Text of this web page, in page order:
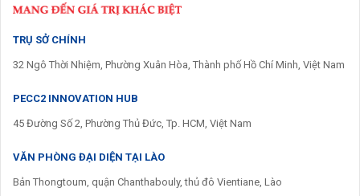
TRỤ SỞ CHÍNH
32 Ngô Thời Nhiệm, Phường Xuân Hòa, Thành phố Hồ Chí Minh, Việt Nam
PECC2 INNOVATION HUB
45 Đường Số 2, Phường Thủ Đức, Tp. HCM, Việt Nam
VĂN PHÒNG ĐẠI DIỆN TẠI LÀO
Bản Thongtoum, quận Chanthabouly, thủ đô Vientiane, Lào